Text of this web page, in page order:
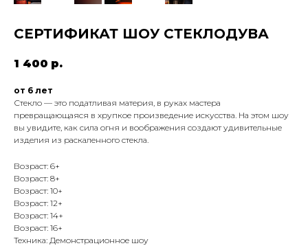
СЕРТИФИКАТ ШОУ СТЕКЛОДУВА
1 400 р.
от 6 лет
Стекло — это податливая материя, в руках мастера
превращающаяся в хрупкое произведение искусства. На этом шоу
вы увидите, как сила огня и воображения создают удивительные
изделия из раскаленного стекла.
Возраст: 6+
Возраст: 8+
Возраст: 10+
Возраст: 12+
Возраст: 14+
Возраст: 16+
Техника: Демонстрационное шоу